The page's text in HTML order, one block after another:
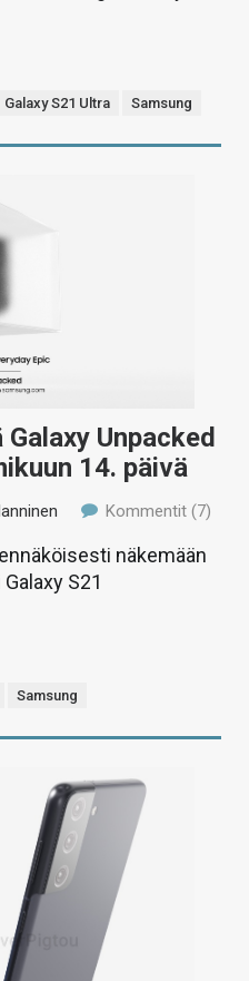
Galaxy S21 Ultra Samsung
Unpacked
14. päivä
Kommentit (7)
näkemään
S21
Samsung